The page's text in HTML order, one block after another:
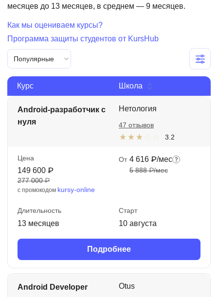
месяцев до 13 месяцев, в среднем — 9 месяцев.
Как мы оцениваем курсы?
Программа защиты студентов от KursHub
Популярные
Курс Школа
Android-разработчик с
нуля
Нетология
3.2
47 отзывов
Цена
149 600 ₽
277 000 ₽
с промокодом kursy-online
От 4 616 ₽/мес
5 888 ₽/мес
Длительность
13 месяцев
Старт
10 августа
Подробнее
Android Developer Otus
Маркетинг
Дизайн
Аналитика
Менеджмент
Иностранные языки
Soft Skills
ДПО
Акции и промокоды
Рейтинг онлайн-школ